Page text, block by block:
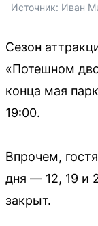
Источник: Иван
Сезон
«Потешном
конца мая
19:00.
Впрочем,
дня — 12, 19 и
закрыт.